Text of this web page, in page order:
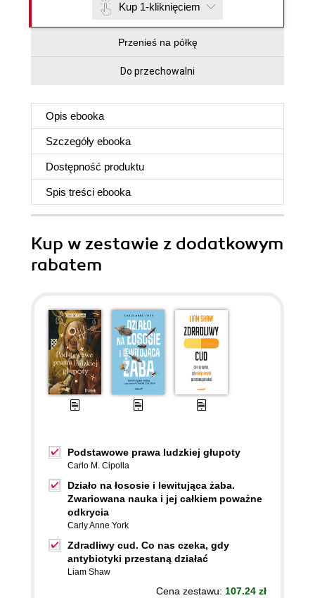
Kup 1-kliknięciem
Przenieś na półkę
Do przechowalni
Opis ebooka
Szczegóły ebooka
Dostępność produktu
Spis treści ebooka
Kup w zestawie z dodatkowym
rabatem
Podstawowe prawa ludzkiej głupoty
Carlo M. Cipolla
Działo na łososie i lewitująca żaba.
Zwariowana nauka i jej całkiem poważne
odkrycia
Carly Anne York
Zdradliwy cud. Co nas czeka, gdy
antybiotyki przestaną działać
Liam Shaw
Cena zestawu: 107.24 zł